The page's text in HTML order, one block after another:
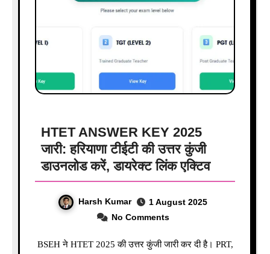
HTET ANSWER KEY 2025
जारी: हरियाणा टीईटी की उत्तर कुंजी
डाउनलोड करें, डायरेक्ट लिंक एक्टिव
Harsh Kumar
1 August 2025
No Comments
BSEH ने HTET 2025 की उत्तर कुंजी जारी कर दी है। PRT,